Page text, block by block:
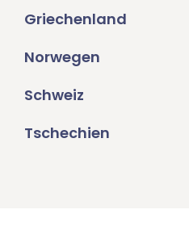
Griechenland
Norwegen
Schweiz
Tschechien